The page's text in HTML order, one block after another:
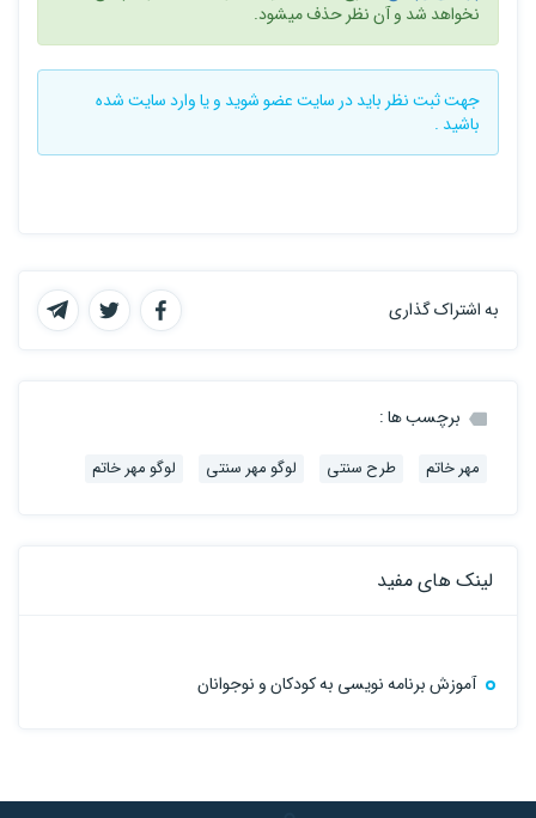
نخواهد شد و آن نظر حذف میشود.
جهت ثبت نظر باید در سایتعضو شوید و یاوارد سایتشده
باشید .
به اشتراک گذاری
برچسب ها :
مهر خاتم طرح سنتی لوگو مهر سنتی لوگو مهر خاتم
لینک های مفید
آموزش برنامه نویسی به کودکان و نوجوانان